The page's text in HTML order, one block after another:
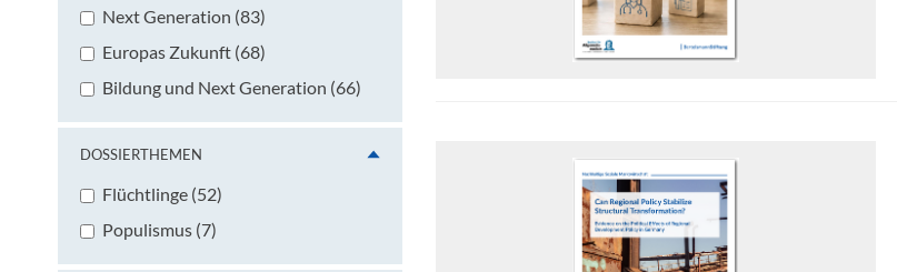
Next Generation (83)
Europas Zukunft (68)
Bildung und Next Generation (66)
DOSSIERTHEMEN
Flüchtlinge (52)
Populismus (7)